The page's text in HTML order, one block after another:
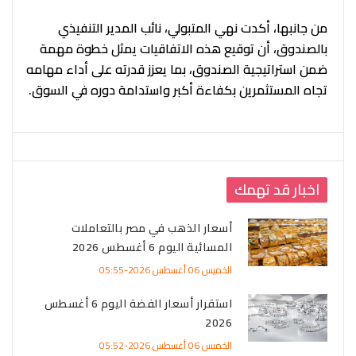
من جانبها، أكدت نهي المتبولي، نائب المدير التنفيذي
بالصندوق، أن توقيع هذه الاتفاقيات يمثل خطوة مهمة
ضمن استراتيجية الصندوق، بما يعزز قدرته على أداء مهامه
تجاه المستثمرين بكفاءة أكبر واستدامة دوره في السوق.
اخبار قد تهمك
أسعار الذهب في مصر بالتعاملات
المسائية اليوم 6 أغسطس 2026
الخميس 06 أغسطس 2026-05:55
استقرار أسعار الفضة اليوم 6 أغسطس
2026
الخميس 06 أغسطس 2026-05:52